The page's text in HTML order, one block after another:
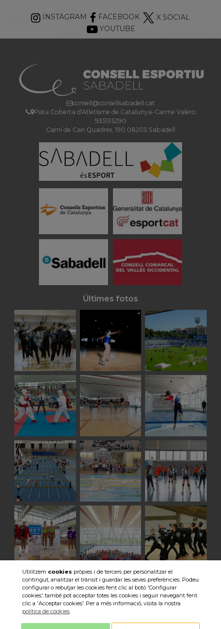
INSTAGRAM FACEBOOK
X SOCIAL
YOUTUBE
consell@consellsabadell.cat
Pista Coberta d'Atletisme de Catalunya-Carme Valero
935135290
Camí de Can Quadres, 190 08203 Sabadell
Últimes fotos
Veure totes les imatges
Utilitzem cookies pròpies i de tercers per personalitzar el
contingut, analitzar el trànsit i guardar les seves preferències. Podeu
configurar o rebutjar les cookies fent clic al botó 'Configurar
cookies', també pot acceptar totes les cookies i seguir navegant fent
clic a 'Acceptar cookies'. Per a més informació, visita la nostra
política de cookies.